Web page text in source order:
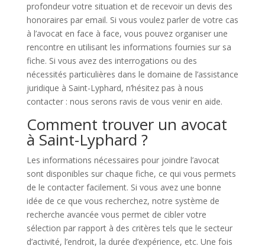
profondeur votre situation et de recevoir un devis des
honoraires par email. Si vous voulez parler de votre cas
à l’avocat en face à face, vous pouvez organiser une
rencontre en utilisant les informations fournies sur sa
fiche. Si vous avez des interrogations ou des
nécessités particulières dans le domaine de l’assistance
juridique à Saint-Lyphard, n’hésitez pas à nous
contacter : nous serons ravis de vous venir en aide.
Comment trouver un avocat
à Saint-Lyphard ?
Les informations nécessaires pour joindre l’avocat
sont disponibles sur chaque fiche, ce qui vous permets
de le contacter facilement. Si vous avez une bonne
idée de ce que vous recherchez, notre système de
recherche avancée vous permet de cibler votre
sélection par rapport à des critères tels que le secteur
d’activité, l’endroit, la durée d’expérience, etc. Une fois